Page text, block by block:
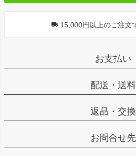
15,000円以上のご注文
お支払い
配送・送料
返品・交換
お問合せ先